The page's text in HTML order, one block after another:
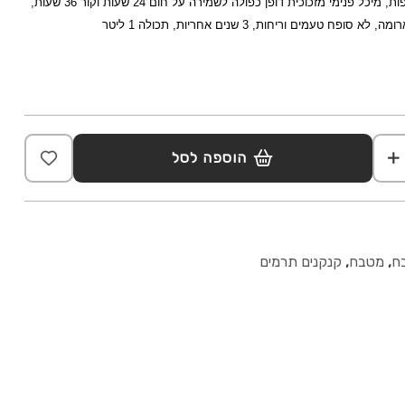
טעמים וריחות, 3 שנים אחריות, תכולה 1 ליטר
הוספה לסל
, מטבח, קנקנים תרמים